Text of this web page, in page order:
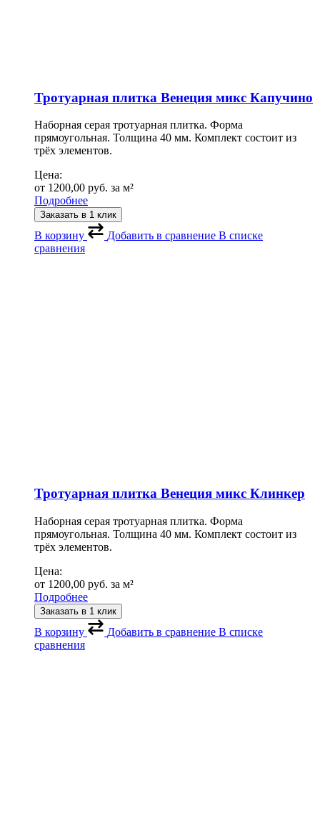
Тротуарная плитка Венеция микс Капучино
Наборная серая тротуарная плитка. Форма
прямоугольная. Толщина 40 мм. Комплект состоит из
трёх элементов.
Цена:
от 1200,00 руб. за м²
Подробнее
Заказать в 1 клик
В корзину Добавить в сравнение В списке
сравнения
Тротуарная плитка Венеция микс Клинкер
Наборная серая тротуарная плитка. Форма
прямоугольная. Толщина 40 мм. Комплект состоит из
трёх элементов.
Цена:
от 1200,00 руб. за м²
Подробнее
Заказать в 1 клик
В корзину Добавить в сравнение В списке
сравнения